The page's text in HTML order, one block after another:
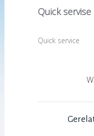
Quick servise
Quick service